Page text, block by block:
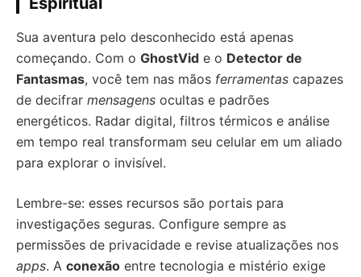
Sua aventura pelo desconhecido está apenas
começando. Com o GhostVid e o Detector de
Fantasmas, você tem nas mãos ferramentas capazes
de decifrar mensagens ocultas e padrões
energéticos. Radar digital, filtros térmicos e análise
em tempo real transformam seu celular em um aliado
para explorar o invisível.
Lembre-se: esses recursos são portais para
investigações seguras. Configure sempre as
permissões de privacidade e revise atualizações nos
apps. A conexão entre tecnologia e mistério exige